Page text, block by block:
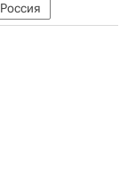
Россия